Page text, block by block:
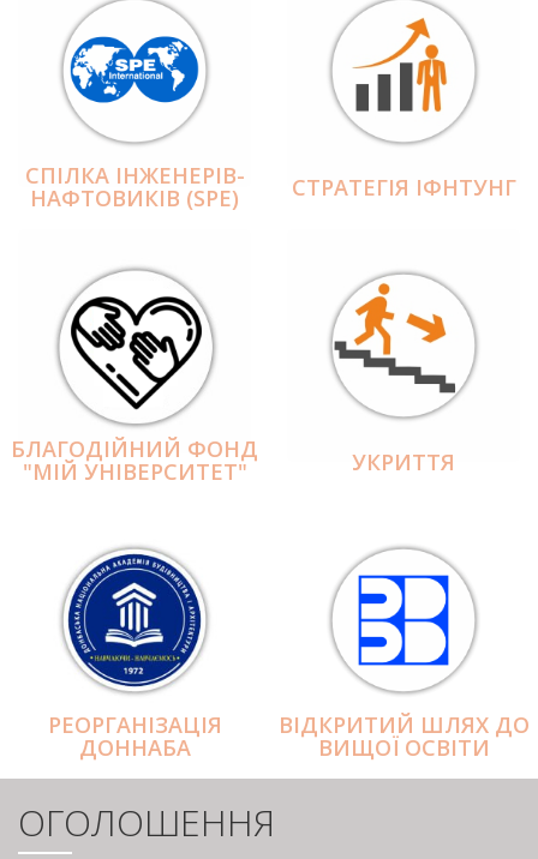
СПІЛКА ІНЖЕНЕРІВ-
НАФТОВИКІВ (SPE) СТРАТЕГІЯ ІФНТУНГ
БЛАГОДІЙНИЙ ФОНД
"МІЙ УНІВЕРСИТЕТ" УКРИТТЯ
РЕОРГАНІЗАЦІЯ
ДОННАБА
ВІДКРИТИЙ ШЛЯХ ДО
ВИЩОЇ ОСВІТИ
ОГОЛОШЕННЯ